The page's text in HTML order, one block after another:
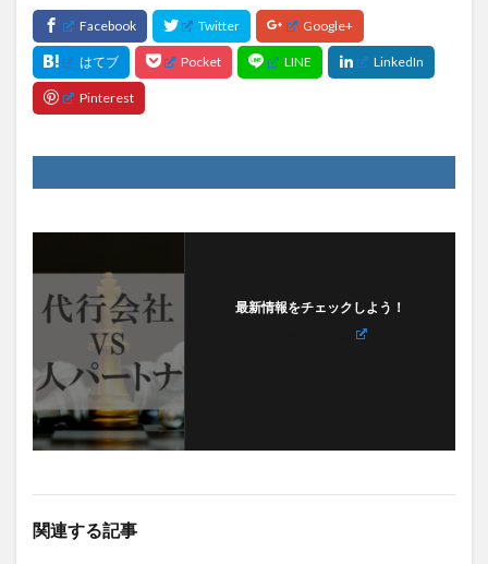
最新情報をチェックしよう！
関連する記事